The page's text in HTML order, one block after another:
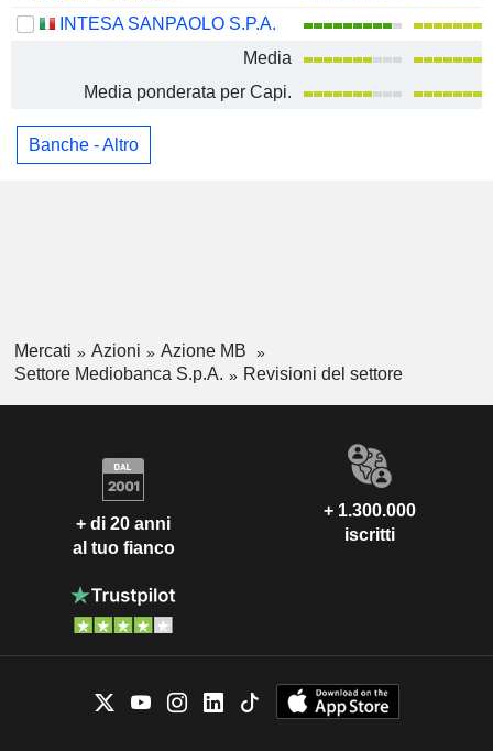
INTESA SANPAOLO S.P.A.
Media
Media ponderata per Capi.
Banche - Altro
Mercati Azioni
Azione MB
Settore Mediobanca S.p.A.
Revisioni del settore
+ di 20 anni
al tuo fianco
+ 1.300.000
iscritti